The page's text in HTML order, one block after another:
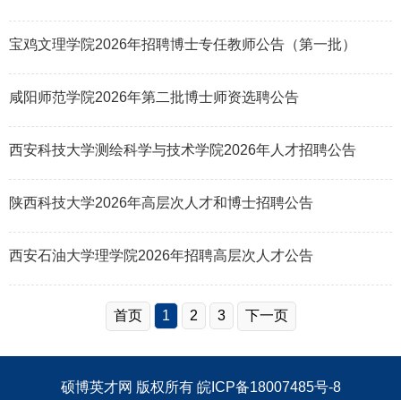
宝鸡文理学院2026年招聘博士专任教师公告（第一批）
咸阳师范学院2026年第二批博士师资选聘公告
西安科技大学测绘科学与技术学院2026年人才招聘公告
陕西科技大学2026年高层次人才和博士招聘公告
西安石油大学理学院2026年招聘高层次人才公告
首页 1 2 3 下一页
硕博英才网 版权所有 皖ICP备18007485号-8